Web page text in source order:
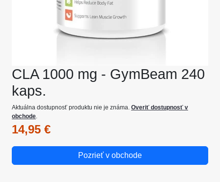
CLA 1000 mg - GymBeam 240
kaps.
Aktuálna dostupnosť produktu nie je známa. Overiť dostupnosť v
obchode.
14,95 €
Pozrieť v obchode